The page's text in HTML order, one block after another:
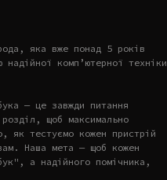
яка вже понад 5 років
надійної комп’ютерної техніки
— це завжди питання
щоб максимально
як тестуємо кожен пристрій
Наша мета — щоб кожен
а надійного помічника,